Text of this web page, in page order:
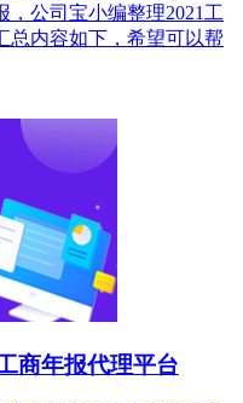
，公司宝小编整理2021工
总内容如下，希望可以帮
商年报代理平台